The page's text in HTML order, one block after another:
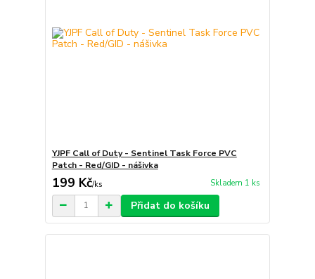
YJPF Call of Duty - Sentinel Task Force PVC
Patch - Red/GID - nášivka
199 Kč/ks Skladem 1 ks
Přidat do košíku